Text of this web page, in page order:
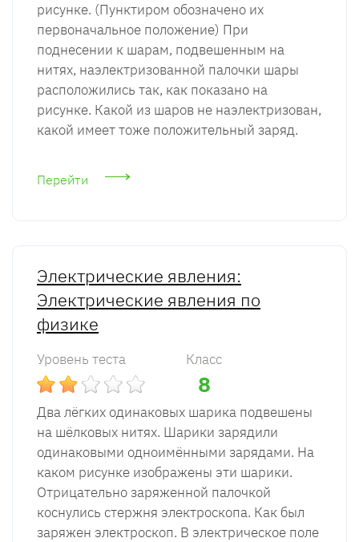
рисунке. (Пунктиром обозначено их
первоначальное положение) При
поднесении к шарам, подвешенным на
нитях, наэлектризованной палочки шары
расположились так, как показано на
рисунке. Какой из шаров не наэлектризован,
какой имеет тоже положительный заряд.
Перейти
Электрические явления:
Электрические явления по
физике
Уровень теста Класс
8
Два лёгких одинаковых шарика подвешены
на шёлковых нитях. Шарики зарядили
одинаковыми одноимёнными зарядами. На
каком рисунке изображены эти шарики.
Отрицательно заряженной палочкой
коснулись стержня электроскопа. Как был
заряжен электроскоп. В электрическое поле